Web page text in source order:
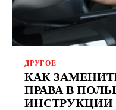
ДРУГОЕ
КАК
ПРАВА В
ИНСТРУКЦИИ